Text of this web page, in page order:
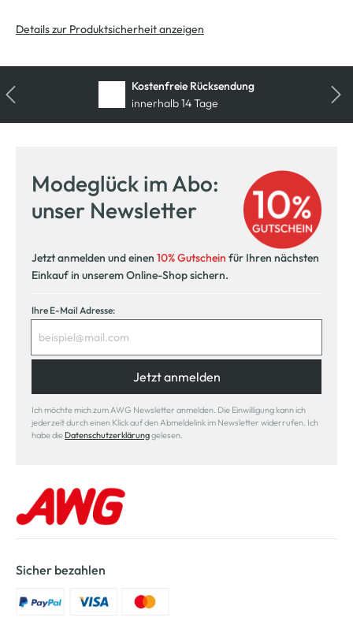
Details zur Produktsicherheit anzeigen
Kostenfreie Rücksendung
innerhalb 14 Tage
Modeglück im Abo:
unser Newsletter
Jetzt anmelden und einen 10% Gutschein für Ihren nächsten
Einkauf in unserem Online-Shop sichern.
Ihre E-Mail Adresse:
Jetzt anmelden
Ich möchte mich zum AWG Newsletter anmelden. Die Einwilligung kann ich
jederzeit durch einen Klick auf den Abmeldelink im Newsletter widerrufen. Ich
habe die Datenschutzerklärunggelesen.
Sicher bezahlen